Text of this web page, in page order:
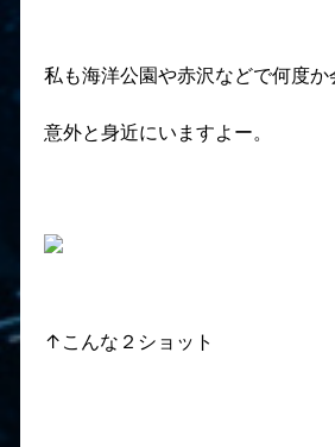
私も海洋公園や赤沢などで何度
意外と身近にいますよー。
↑こんな２ショット